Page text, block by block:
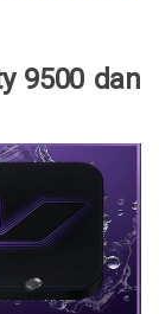
9500 dan